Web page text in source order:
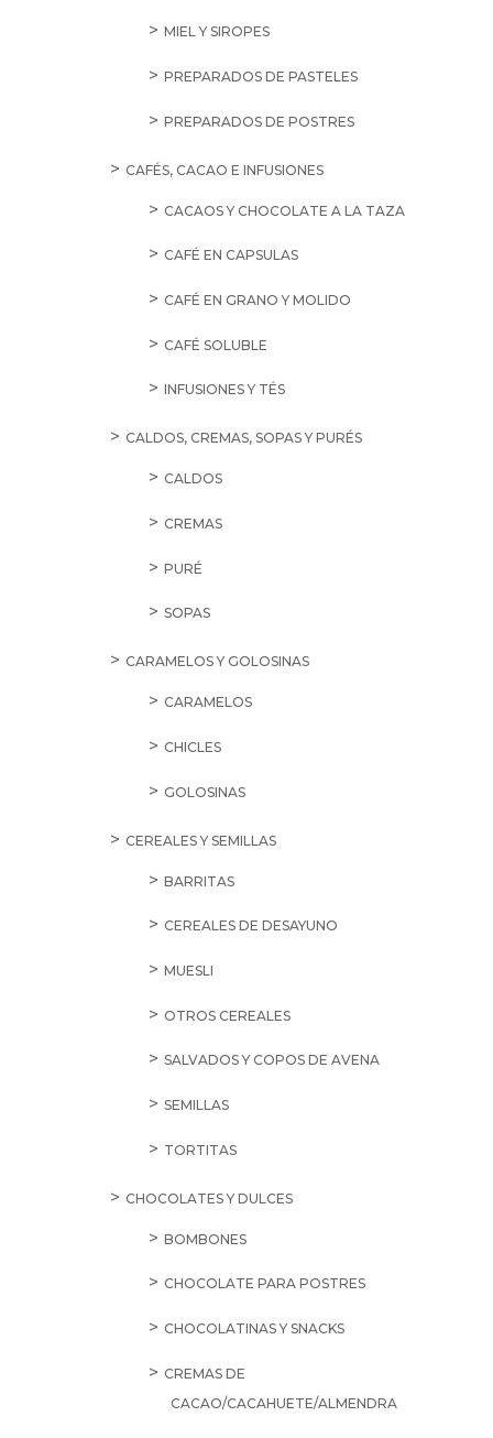
MIEL Y SIROPES
PREPARADOS DE PASTELES
PREPARADOS DE POSTRES
CAFÉS, CACAO E INFUSIONES
CACAOS Y CHOCOLATE A LA TAZA
CAFÉ EN CAPSULAS
CAFÉ EN GRANO Y MOLIDO
CAFÉ SOLUBLE
INFUSIONES Y TÉS
CALDOS, CREMAS, SOPAS Y PURÉS
CALDOS
CREMAS
PURÉ
SOPAS
CARAMELOS Y GOLOSINAS
CARAMELOS
CHICLES
GOLOSINAS
CEREALES Y SEMILLAS
BARRITAS
CEREALES DE DESAYUNO
MUESLI
OTROS CEREALES
SALVADOS Y COPOS DE AVENA
SEMILLAS
TORTITAS
CHOCOLATES Y DULCES
BOMBONES
CHOCOLATE PARA POSTRES
CHOCOLATINAS Y SNACKS
CREMAS DE
CACAO/CACAHUETE/ALMENDRA